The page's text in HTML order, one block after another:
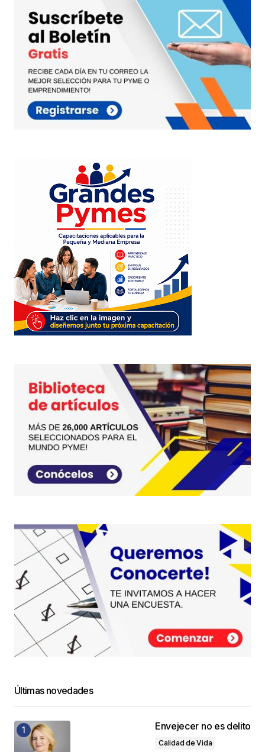
publicada. Los campos obligatorios están
marcados con*
Comentario
Your E-mail*
Guarda mi nombre, correo electrónico y web en
este navegador para la próxima vez que
comente.
Este sitio esta protegido por
reCAPTCHA y laPolítica de
privacidady los Términos del servicio
de Googlese aplican.
Últimas novedades
Envejecer no es delito
Calidad de Vida